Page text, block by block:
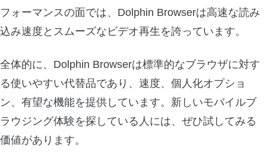
フォーマンスの面では、Dolphin Browserは高速な読み
込み速度とスムーズなビデオ再生を誇っています。
全体的に、Dolphin Browserは標準的なブラウザに対す
る使いやすい代替品であり、速度、個人化オプショ
ン、有望な機能を提供しています。新しいモバイルブ
ラウジング体験を探している人には、ぜひ試してみる
価値があります。